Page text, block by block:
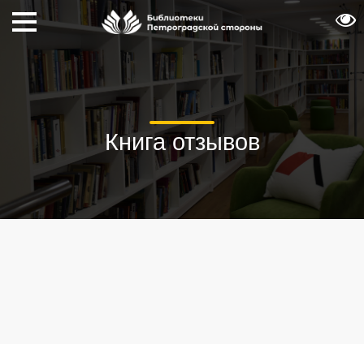
Книга отзывов